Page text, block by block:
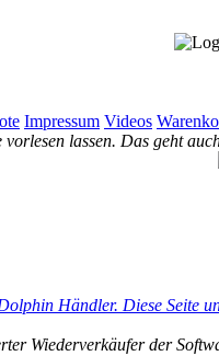
Impressum Videos
lassen. Das geht
Händler. Diese Seite
Wiederverkäufer der